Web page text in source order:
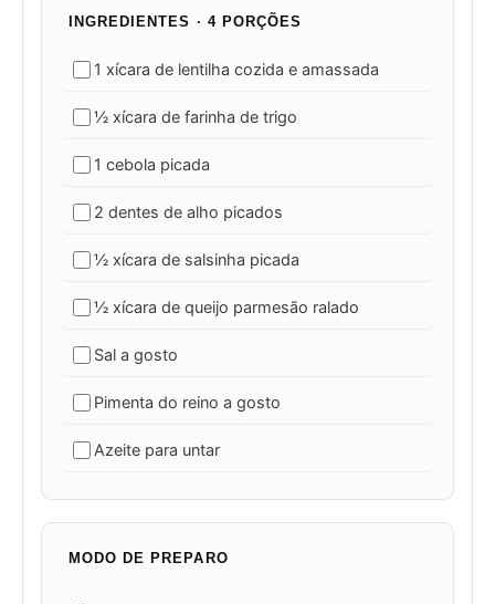
INGREDIENTES · 4 PORÇÕES
1 xícara de lentilha cozida e amassada
½ xícara de farinha de trigo
1 cebola picada
2 dentes de alho picados
½ xícara de salsinha picada
½ xícara de queijo parmesão ralado
Sal a gosto
Pimenta do reino a gosto
Azeite para untar
MODO DE PREPARO